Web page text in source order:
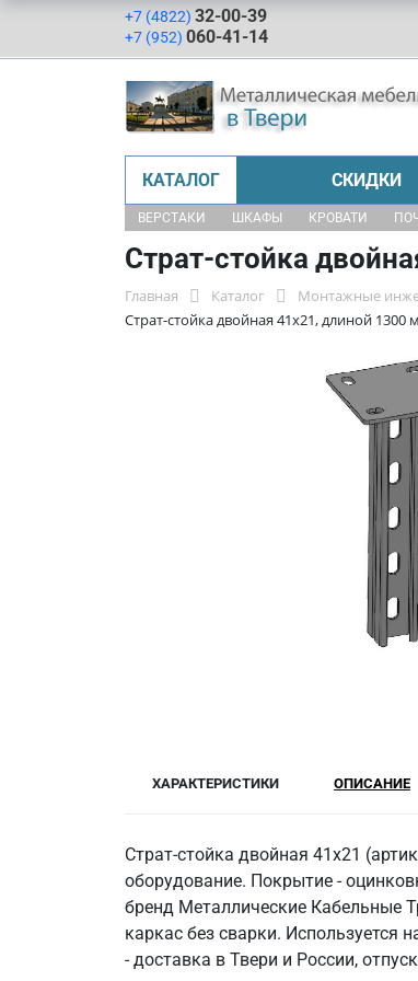
+7 (4822) 32-00-39
+7 (952) 060-41-14
КАТАЛОГ СКИДКИ
ВЕРСТАКИ ШКАФЫ КРОВАТИ
Страт-стойка
Главная Каталог Монтажные
Страт-стойка двойная 41х21, длиной 1300
ХАРАКТЕРИСТИКИ ОПИСАНИЕ
Страт-стойка двойная 41x21
оборудование. Покрытие -
бренд Металлические Кабельные
каркас без сварки.
- доставка в Твери и России,